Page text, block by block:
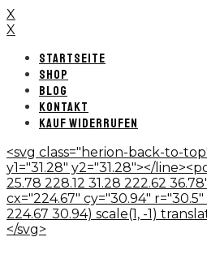
X
X
STARTSEITE
SHOP
BLOG
KONTAKT
KAUF WIDERRUFEN
<svg class="herion-back-to-
y1="31.28" y2="31.28"></
25.78 228.12 31.28 222.62
cx="224.67" cy="30.94"
224.67 30.94) scale(1, -1)
</svg>